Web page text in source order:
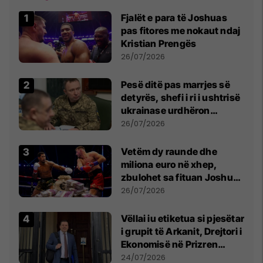
Fjalët e para të Joshuas
pas fitores me nokaut ndaj
Kristian Prengës
26/07/2026
Pesë ditë pas marrjes së
detyrës, shefi i ri i ushtrisë
ukrainase urdhëron
kontroll të madh
26/07/2026
Vetëm dy raunde dhe
miliona euro në xhep,
zbulohet sa fituan Joshua
e Prenga
26/07/2026
Vëllai iu etiketua si pjesëtar
i grupit të Arkanit, Drejtori i
Ekonomisë në Prizren
mohon pretendimet
24/07/2026